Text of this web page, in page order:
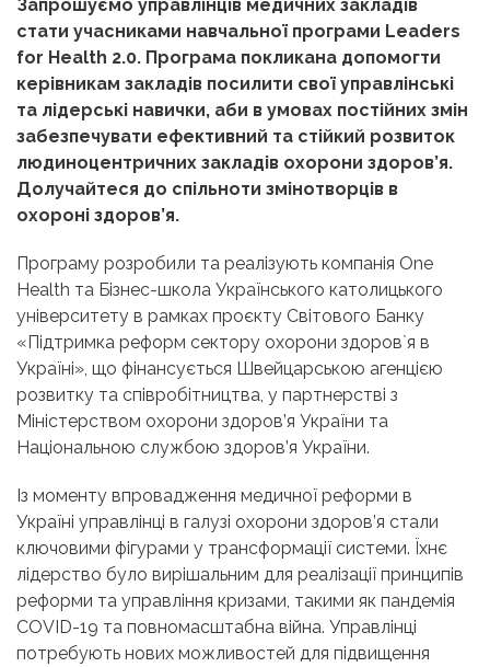
Запрошуємо управлінців медичних закладів
стати учасниками навчальної програми Leaders
for Health 2.0. Програма покликана допомогти
керівникам закладів посилити свої управлінські
та лідерські навички, аби в умовах постійних змін
забезпечувати ефективний та стійкий розвиток
людиноцентричних закладів охорони здоров’я.
Долучайтеся до спільноти змінотворців в
охороні здоров’я.
Програму розробили та реалізують компанія One
Health та Бізнес-школа Українського католицького
університету в рамках проєкту Світового Банку
«Підтримка реформ сектору охорони здоров`я в
Україні», що фінансується Швейцарською агенцією
розвитку та співробітництва, у партнерстві з
Міністерством охорони здоров’я України та
Національною службою здоров’я України.
Із моменту впровадження медичної реформи в
Україні управлінці в галузі охорони здоров’я стали
ключовими фігурами у трансформації системи. Їхнє
лідерство було вирішальним для реалізації принципів
реформи та управління кризами, такими як пандемія
COVID-19 та повномасштабна війна. Управлінці
потребують нових можливостей для підвищення